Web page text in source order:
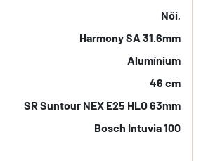
Női,
Harmony SA 31.6mm
Alumínium
46 cm
SR Suntour NEX E25 HLO 63mm
Bosch Intuvia 100